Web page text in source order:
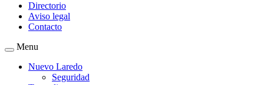
Directorio
Aviso legal
Contacto
Menu
Nuevo Laredo
Seguridad